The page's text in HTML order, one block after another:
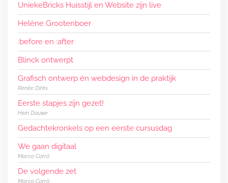
UniekeBricks Huisstijl en Website zijn live
Helène Grootenboer
:before en :after
Blinck ontwerpt
Grafisch ontwerp én webdesign in de praktijk
Renée Dirks
Eerste stapjes zijn gezet!
Hein Douwe
Gedachtekronkels op een eerste cursusdag
We gaan digitaal
Marco Corrò
De volgende zet
Marco Corrò